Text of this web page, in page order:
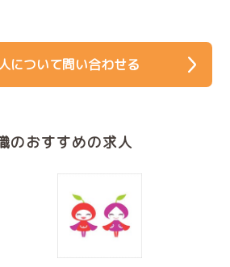
について問い合わせる
のおすすめの求人